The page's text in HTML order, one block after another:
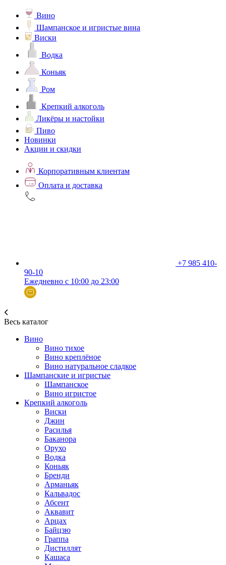
Вино
Шампанское и игристые вина
Виски
Водка
Коньяк
Ром
Крепкий алкоголь
Ликёры и настойки
Пиво
Новинки
Акции и скидки
Корпоративным клиентам
Оплата и доставка
+7 985 410-
90-10
Ежедневно с 10:00 до 23:00
Весь каталог
Вино
Вино тихое
Вино креплёное
Вино натуральное сладкое
Шампанские и игристые
Шампанское
Вино игристое
Крепкий алкоголь
Виски
Джин
Расилья
Баканора
Орухо
Водка
Коньяк
Бренди
Арманьяк
Кальвадос
Абсент
Аквавит
Арцах
Байцзю
Граппа
Дистиллят
Кашаса